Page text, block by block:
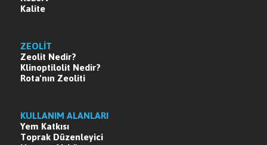
Kalite
ZEOLİT
Zeolit Nedir?
Klinoptilolit Nedir?
Rota'nın Zeoliti
KULLANIM ALANLARI
Yem Katkısı
Toprak Düzenleyici